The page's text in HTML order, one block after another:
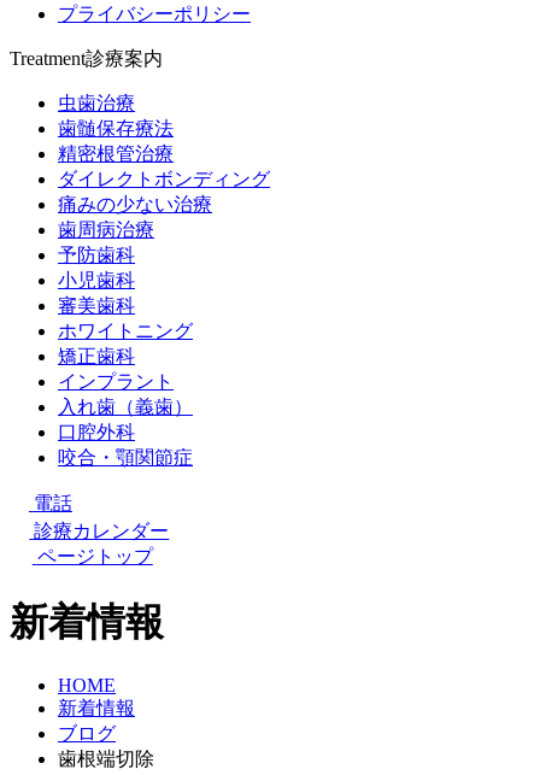
プライバシーポリシー
Treatment診療案内
虫歯治療
歯髄保存療法
精密根管治療
ダイレクトボンディング
痛みの少ない治療
歯周病治療
予防歯科
小児歯科
審美歯科
ホワイトニング
矯正歯科
インプラント
入れ歯（義歯）
口腔外科
咬合・顎関節症
電話
診療カレンダー
ページトップ
新着情報
HOME
新着情報
ブログ
歯根端切除